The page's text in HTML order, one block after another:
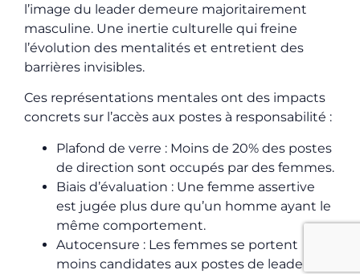
l’image du leader demeure majoritairement
masculine. Une inertie culturelle qui freine
l’évolution des mentalités et entretient des
barrières invisibles.
Ces représentations mentales ont des impacts
concrets sur l’accès aux postes à responsabilité :
Plafond de verre : Moins de 20% des postes
de direction sont occupés par des femmes.
Biais d’évaluation : Une femme assertive
est jugée plus dure qu’un homme ayant le
même comportement.
Autocensure : Les femmes se portent
moins candidates aux postes de leaders,